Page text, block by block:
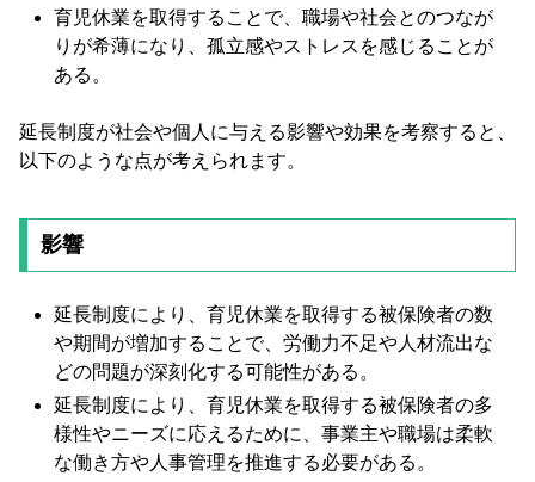
育児休業を取得することで、職場や社会とのつなが
りが希薄になり、孤立感やストレスを感じることが
ある。
延長制度が社会や個人に与える影響や効果を考察すると、
以下のような点が考えられます。
影響
延長制度により、育児休業を取得する被保険者の数
や期間が増加することで、労働力不足や人材流出な
どの問題が深刻化する可能性がある。
延長制度により、育児休業を取得する被保険者の多
様性やニーズに応えるために、事業主や職場は柔軟
な働き方や人事管理を推進する必要がある。